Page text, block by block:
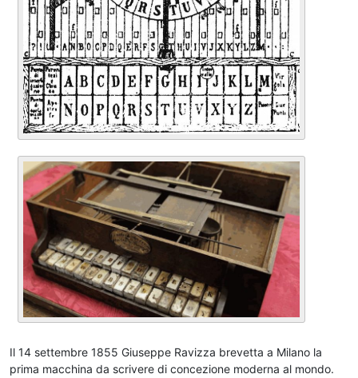
Il 14 settembre 1855 Giuseppe Ravizza brevetta a Milano la
prima macchina da scrivere di concezione moderna al mondo.